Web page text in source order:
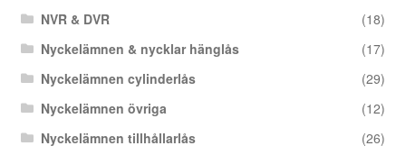
NVR & DVR
(18)
Nyckelämnen & nycklar hänglås
(17)
Nyckelämnen cylinderlås
(29)
Nyckelämnen övriga
(12)
Nyckelämnen tillhållarlås
(26)